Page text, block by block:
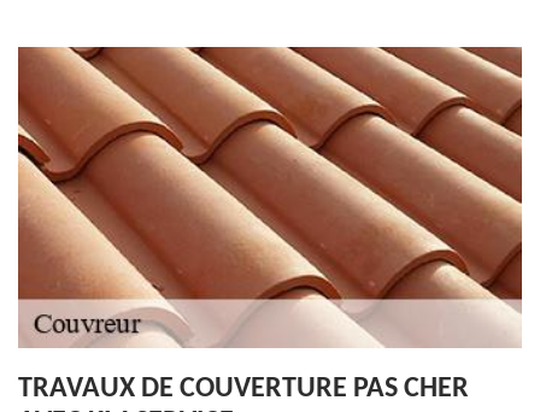
TRAVAUX DE COUVERTURE PAS CHER